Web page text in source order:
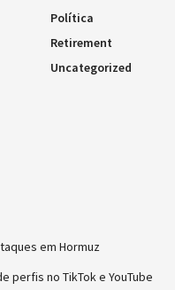
Política
Retirement
Uncategorized
em Hormuz
perfis no TikTok e YouTube